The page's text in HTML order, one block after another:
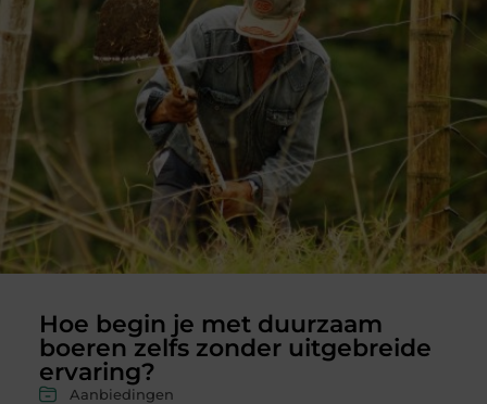
Hoe begin je met duurzaam
boeren zelfs zonder uitgebreide
ervaring?
Aanbiedingen